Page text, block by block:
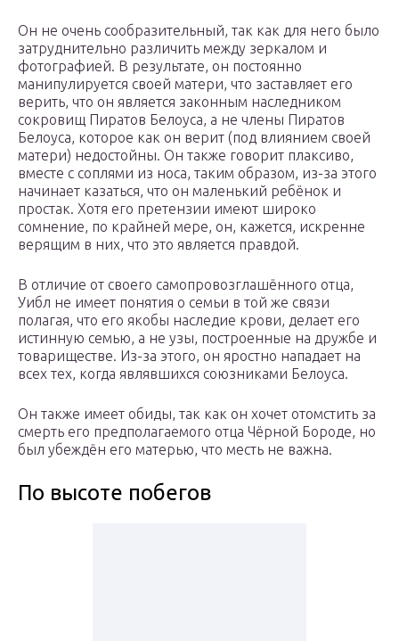
Он не очень сообразительный, так как для него было
затруднительно различить между зеркалом и
фотографией. В результате, он постоянно
манипулируется своей матери, что заставляет его
верить, что он является законным наследником
сокровищ Пиратов Белоуса, а не члены Пиратов
Белоуса, которое как он верит (под влиянием своей
матери) недостойны. Он также говорит плаксиво,
вместе с соплями из носа, таким образом, из-за этого
начинает казаться, что он маленький ребёнок и
простак. Хотя его претензии имеют широко
сомнение, по крайней мере, он, кажется, искренне
верящим в них, что это является правдой.
В отличие от своего самопровозглашённого отца,
Уибл не имеет понятия о семьи в той же связи
полагая, что его якобы наследие крови, делает его
истинную семью, а не узы, построенные на дружбе и
товариществе. Из-за этого, он яростно нападает на
всех тех, когда являвшихся союзниками Белоуса.
Он также имеет обиды, так как он хочет отомстить за
смерть его предполагаемого отца Чёрной Бороде, но
был убеждён его матерью, что месть не важна.
По высоте побегов